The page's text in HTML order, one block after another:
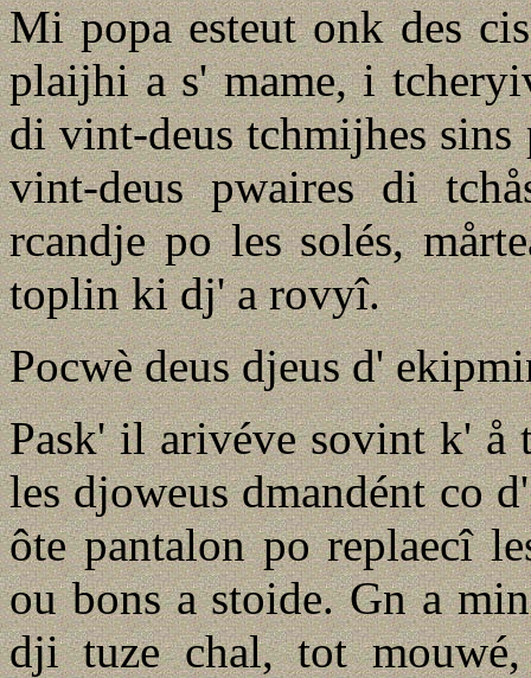
Mi popa esteut onk des
plaijhi a s' mame, i
di vint-deus tchmijhes sins
vint-deus pwaires di
rcandje po les solés,
toplin ki dj' a rovyî.
Pocwè deus djeus d'
Pask' il arivéve sovint k' å
les djoweus dmandént co
ôte pantalon po replaecî
ou bons a stoide. Gn a
dji tuze chal, tot